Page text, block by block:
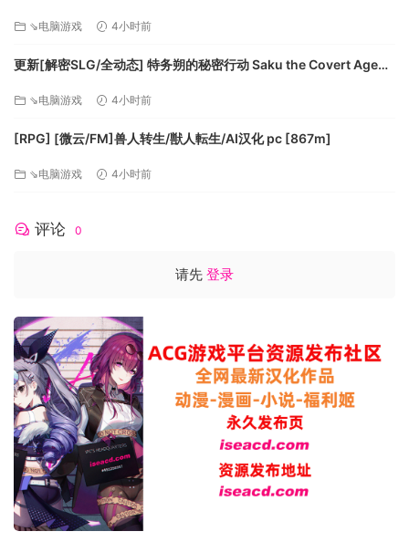
⇘电脑游戏 4小时前
更新[解密SLG/全动态] 特务朔的秘密行动 Saku the Covert Agent
⇘电脑游戏 4小时前
[RPG] [微云/FM]兽人转生/獣人転生/AI汉化 pc [867m]
⇘电脑游戏 4小时前
评论 0
请先 登录